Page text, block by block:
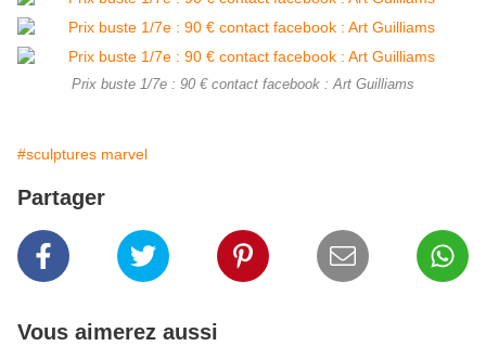
Prix buste 1/7e : 90 € contact facebook : Art Guilliams
#sculptures marvel
Partager
Vous aimerez aussi